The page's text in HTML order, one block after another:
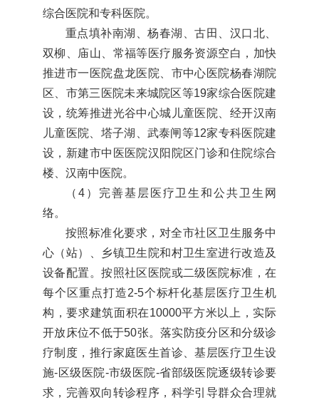
综合医院和专科医院。
重点填补南湖、杨春湖、古田、汉口北、
双柳、庙山、常福等医疗服务资源空白，加快
推进市一医院盘龙医院、市中心医院杨春湖院
区、市第三医院未来城院区等19家综合医院建
设，统筹推进光谷中心城儿童医院、经开汉南
儿童医院、塔子湖、武泰闸等12家专科医院建
设，新建市中医医院汉阳院区门诊和住院综合
楼、汉南中医院。
（4）完善基层医疗卫生和公共卫生网
络。
按照标准化要求，对全市社区卫生服务中
心（站）、乡镇卫生院和村卫生室进行改造及
设备配置。按照社区医院或二级医院标准，在
每个区重点打造2-5个标杆化基层医疗卫生机
构，要求建筑面积在10000平方米以上，实际
开放床位不低于50张。落实防疫分区和分级诊
疗制度，推行家庭医生首诊、基层医疗卫生设
施-区级医院-市级医院-省部级医院逐级转诊要
求，完善双向转诊程序，科学引导群众合理就